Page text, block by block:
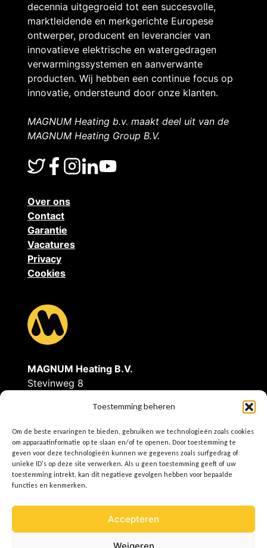
Toestemming beheren
Om de beste ervaringen te bieden, gebruiken we technologieën zoals cookies
om apparaatinformatie op te slaan en/of te openen. Door toestemming te
geven voor deze technologieën kunnen we gegevens zoals surfgedrag of
unieke ID's op deze site verwerken. Als u geen toestemming geeft of uw
toestemming intrekt, kan dit negatieve gevolgen hebben voor bepaalde
functies en kenmerken.
Accepteren
Weigeren
decennia uitgegroeid tot een succesvolle,
marktleidende en merkgerichte Europese
ontwerper, producent en leverancier van
innovatieve elektrische en watergedragen
verwarmingssystemen en aanverwante
producten. Wij hebben een continue focus op
innovatie, ondersteund door onze klanten.
MAGNUM Heating b.v. maakt deel uit van de
MAGNUM Heating Group B.V.
Over ons
Contact
Garantie
Vacatures
Privacy
Cookies
MAGNUM Heating B.V.
Stevinweg 8
Tel: 0166-609300
Einfo@magnumheating.nl
Wwww.magnumheating.be
IBAN | NL37INGB0655775129
BTW | NL8074.91.950.B01